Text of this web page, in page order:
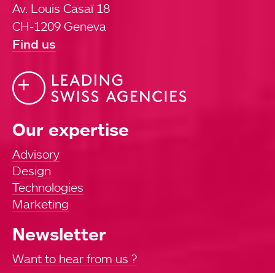
Av. Louis Casaï 18
CH-1209 Geneva
Find us
Our expertise
Advisory
Design
Technologies
Marketing
Newsletter
Want to hear from us ?